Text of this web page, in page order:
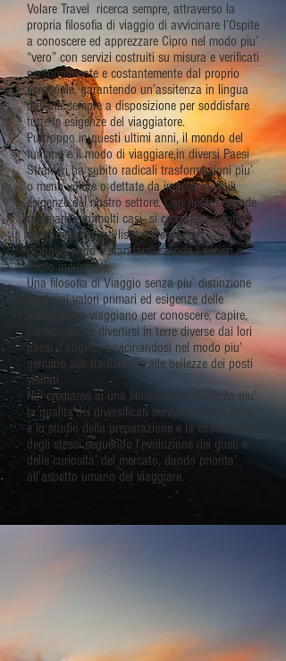
Volare Travel ricerca sempre, attraverso la
propria filosofia di viaggio di avvicinare l’Ospite
a conoscere ed apprezzare Cipro nel modo piu’
“vero” con servizi costruiti su misura e verificati
personalmente e costantemente dal proprio
personale, garantendo un’assitenza in lingua
italiana sempre a disposizione per soddisfare
tutte le esigenze del viaggiatore.
Purtroppo in questi ultimi anni, il mondo del
turismo e il modo di viaggiare,in diversi Paesi
Stranieri ha subito radicali trasformazioni piu’
o meno volute o dettate da imprescindilbili
esigenze del nostro settore. Con nostro grande
rammarico in molti casi si considera il Turista
un numero in una lista e niente piu’,
globalizzando e standardlizzando i servizi a
livello industriale.
Una filosofia di Viaggio senza piu’ distinzione
di alcuni valori primari ed esigenze delle
persone che viaggiano per conoscere, capire,
confrontarsi e divertirsi in terre diverse dai lori
paesi d’origine, avvicinandosi nel modo piu’
genuino alle tradizioni e alle bellezze dei posti
visitati
Noi crediamo in una filosofia che privilegia piu’
la qualita’dei diversificati servizi offerti la cura
e lo studio della preparazione e la costruzione
degli stessi seguendo l’evoluzione dei gusti e
delle curiosita’ del mercato, dando priorita’
all’aspetto umano del viaggiare.